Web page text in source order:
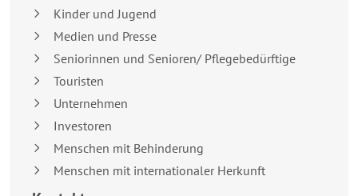
Kinder und Jugend
Medien und Presse
Seniorinnen und Senioren/ Pflegebedürftige
Touristen
Unternehmen
Investoren
Menschen mit Behinderung
Menschen mit internationaler Herkunft